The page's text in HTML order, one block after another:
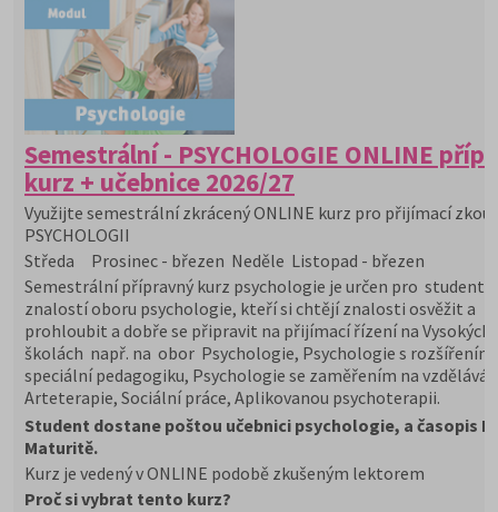
Semestrální - PSYCHOLOGIE ONLINE
kurz + učebnice 2026/27
Využijte semestrální zkrácený ONLINE kurz pro přijímací
PSYCHOLOGII
Středa Prosinec - březen Neděle Listopad - březen
Semestrální přípravný kurz psychologie je určen pro studenty
znalostí oboru psychologie, kteří si chtějí znalosti osvěžit a
prohloubit a dobře se připravit na přijímací řízení na Vysokých
školách např. na obor Psychologie, Psychologie s rozšířením
speciální pedagogiku, Psychologie se zaměřením na
Arteterapie, Sociální práce, Aplikovanou psychoterapii.
Student dostane poštou učebnici psychologie, a časopis
Maturitě.
Kurz je vedený v ONLINE podobě zkušeným lektorem
Proč si vybrat tento kurz?